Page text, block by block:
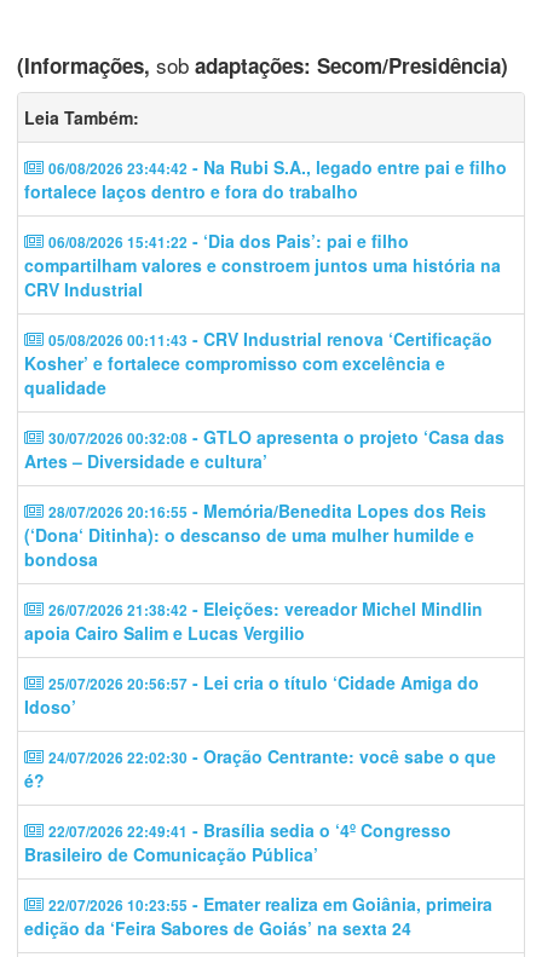
(Informações, sob adaptações: Secom/Presidência)
Leia Também:
06/08/2026 23:44:42 - Na Rubi S.A., legado entre pai e filho
fortalece laços dentro e fora do trabalho
06/08/2026 15:41:22 - ‘Dia dos Pais’: pai e filho
compartilham valores e constroem juntos uma história na
CRV Industrial
05/08/2026 00:11:43 - CRV Industrial renova ‘Certificação
Kosher’ e fortalece compromisso com excelência e
qualidade
30/07/2026 00:32:08 - GTLO apresenta o projeto ‘Casa das
Artes – Diversidade e cultura’
28/07/2026 20:16:55 - Memória/Benedita Lopes dos Reis
(‘Dona‘ Ditinha): o descanso de uma mulher humilde e
bondosa
26/07/2026 21:38:42 - Eleições: vereador Michel Mindlin
apoia Cairo Salim e Lucas Vergilio
25/07/2026 20:56:57 - Lei cria o título ‘Cidade Amiga do
Idoso’
24/07/2026 22:02:30 - Oração Centrante: você sabe o que
é?
22/07/2026 22:49:41 - Brasília sedia o ‘4º Congresso
Brasileiro de Comunicação Pública’
22/07/2026 10:23:55 - Emater realiza em Goiânia, primeira
edição da ‘Feira Sabores de Goiás’ na sexta 24